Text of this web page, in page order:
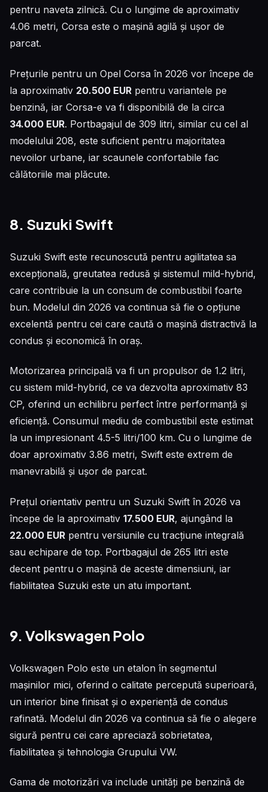
pentru naveta zilnică. Cu o lungime de aproximativ
4.06 metri, Corsa este o mașină agilă și ușor de
parcat.
Prețurile pentru un Opel Corsa în 2026 vor începe de
la aproximativ 20.500 EUR pentru variantele pe
benzină, iar Corsa-e va fi disponibilă de la circa
34.000 EUR. Portbagajul de 309 litri, similar cu cel al
modelului 208, este suficient pentru majoritatea
nevoilor urbane, iar scaunele confortabile fac
călătoriile mai plăcute.
8. Suzuki Swift
Suzuki Swift este recunoscută pentru agilitatea sa
excepțională, greutatea redusă și sistemul mild-hybrid,
care contribuie la un consum de combustibil foarte
bun. Modelul din 2026 va continua să fie o opțiune
excelentă pentru cei care caută o mașină distractivă la
condus și economică în oraș.
Motorizarea principală va fi un propulsor de 1.2 litri,
cu sistem mild-hybrid, ce va dezvolta aproximativ 83
CP, oferind un echilibru perfect între performanță și
eficiență. Consumul mediu de combustibil este estimat
la un impresionant 4.5-5 litri/100 km. Cu o lungime de
doar aproximativ 3.86 metri, Swift este extrem de
manevrabilă și ușor de parcat.
Prețul orientativ pentru un Suzuki Swift în 2026 va
începe de la aproximativ 17.500 EUR, ajungând la
22.000 EUR pentru versiunile cu tracțiune integrală
sau echipare de top. Portbagajul de 265 litri este
decent pentru o mașină de aceste dimensiuni, iar
fiabilitatea Suzuki este un atu important.
9. Volkswagen Polo
Volkswagen Polo este un etalon în segmentul
mașinilor mici, oferind o calitate percepută superioară,
un interior bine finisat și o experiență de condus
rafinată. Modelul din 2026 va continua să fie o alegere
sigură pentru cei care apreciază sobrietatea,
fiabilitatea și tehnologia Grupului VW.
Gama de motorizări va include unități pe benzină de